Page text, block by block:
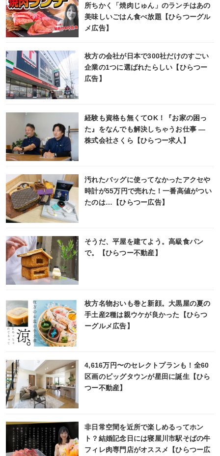
所ちかく「焼肉じゅん」のランチはあの
美味しいごはん食べ放題【ひらつーグル
メ広告】
枚方の会社が日本で300社だけのすごい
企業の1つに選ばれたらしい【ひらつー
広告】
経験も資格も無くてOK！『お家の困っ
た』をなんでも解決しちゃうお仕事 ―
株式会社さくら【ひらつー求人】
汚れたバッグに使ってなかったアクセや
時計が55万円で売れた！一番高値がつい
たのは…【ひらつー広告】
そうだ、平屋を建てよう。高級食パン
で。【ひらつー不動産】
枚方名物おいも巻と新顔。大黒屋の夏の
手土産2種は親ウケが良かった【ひらつ
ーグルメ広告】
4,616万円〜のセレクトプランも！全60
区画のビッグタウンが星田に誕生【ひら
つー不動産】
非日常空間を近所で楽しめるってホン
ト？結婚記念日には寝屋川市駅そばの牛
フィレ肉専門店がオススメ【ひらつー広